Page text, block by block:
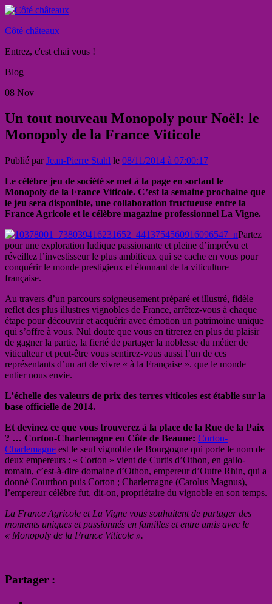
Côté châteaux
Entrez, c'est chai vous !
Blog
08 Nov
Un tout nouveau Monopoly pour Noël: le
Monopoly de la France Viticole
Publié parJean-Pierre Stahl le 08/11/2014 à 07:00:17
Le célèbre jeu de société se met à la page en sortant le
Monopoly de la France Viticole. C’est la semaine prochaine que
le jeu sera disponible, une collaboration fructueuse entre la
France Agricole et le célèbre magazine professionnel La Vigne.
Partez
pour une exploration ludique passionante et pleine d’imprévu et
réveillez l’investisseur le plus ambitieux qui se cache en vous pour
conquérir le monde prestigieux et étonnant de la viticulture
française.
Au travers d’un parcours soigneusement préparé et illustré, fidèle
reflet des plus illustres vignobles de France, arrêtez-vous à chaque
étape pour découvrir et acquérir avec émotion un patrimoine unique
qui s’offre à vous. Nul doute que vous en titrerez en plus du plaisir
de gagner la partie, la fierté de partager la noblesse du métier de
viticulteur et peut-être vous sentirez-vous aussi l’un de ces
représentants d’un art de vivre « à la Française ». que le monde
entier nous envie.
L’échelle des valeurs de prix des terres viticoles est établie sur la
base officielle de 2014.
Et devinez ce que vous trouverez à la place de la Rue de la Paix
? … Corton-Charlemagne en Côte de Beaune: Corton-
Charlemagne est le seul vignoble de Bourgogne qui porte le nom de
deux empereurs : « Corton » vient de Curtis d’Othon, en gallo-
romain, c’est-à-dire domaine d’Othon, empereur d’Outre Rhin, qui a
donné Courthon puis Corton ; Charlemagne (Carolus Magnus),
l’empereur célèbre fut, dit-on, propriétaire du vignoble en son temps.
La France Agricole et La Vigne vous souhaitent de partager des
moments uniques et passionnés en familles et entre amis avec le
« Monopoly de la France Viticole ».
Partager :